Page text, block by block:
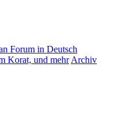
Forum in Deutsch
Korat, und mehrArchiv